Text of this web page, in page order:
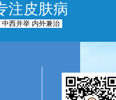
注皮肤病
中西并举 内外兼治